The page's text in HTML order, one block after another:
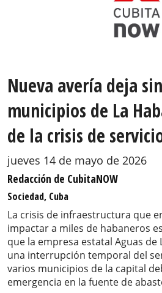
Nueva avería deja
municipios de La
de la crisis de
jueves 14 de mayo de 2026
Redacción de CubitaNOW
Sociedad, Cuba
La crisis de infraestructura que
impactar a miles de habaneros
que la empresa estatal Aguas de
una interrupción temporal del
varios municipios de la capital
emergencia en la fuente de